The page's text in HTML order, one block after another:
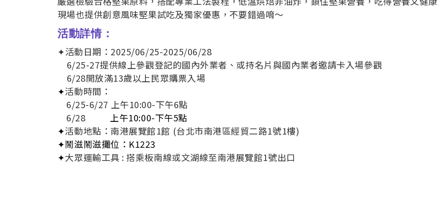
現場也提供創意風味堅果試吃及獨家優惠，不要錯過唷～
活動詳情：
✦活動日期：2025/06/25-2025/06/28
6/25-27提供線上參觀登記的國內外業者、或持名片與國內業者邀請卡入場參觀
6/28開放滿13歲以上民眾購票入場
✦活動時間：
6/25-6/27 上午10:00-下午6點
6/28
上午10:00-下午5點
✦活動地點：南港展覽館1館 (台北市南港區經貿二路1號1樓)
✦鬧滋鬧滋攤位：K1223
✦大眾運輸工具 : 搭乘板南線或文湖線至南港展覽館1號出口